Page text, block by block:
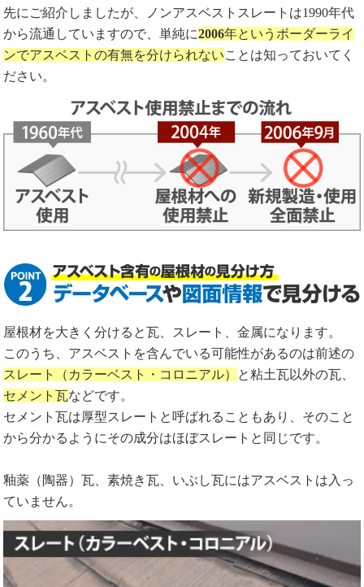
先にご紹介しましたが、ノンアスベストスレートは1990年代
から流通していますので、単純に2006年というボーダーライ
ンでアスベストの有無を分けられないことは知っておいてく
ださい。
屋根材を大きく分けると瓦、スレート、金属になります。
このうち、アスベストを含んでいる可能性があるのは前述の
スレート（カラーベスト・コロニアル） と粘土瓦以外の瓦、
セメント瓦などです。
セメント瓦は厚型スレートと呼ばれることもあり、そのこと
から分かるようにその成分はほぼスレートと同じです。
釉薬（陶器）瓦、素焼き瓦、いぶし瓦にはアスベストは入っ
ていません。